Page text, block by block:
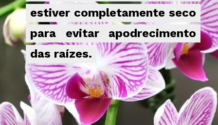
estiver completamente seco
para evitar apodrecimento
das raízes.
estiver completamente seco
para evitar apodrecimento
das raízes.